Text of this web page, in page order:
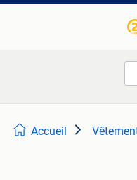
Accueil